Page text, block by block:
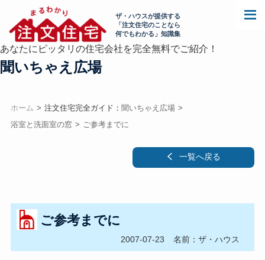
ザ・ハウスが提供する
「注文住宅のことなら
何でもわかる」知識集
あなたにピッタリの住宅会社を完全無料でご紹介！
聞いちゃえ広場
ホーム 注文住宅完全ガイド： 聞いちゃえ広場
浴室と洗面室の窓
ご参考までに
一覧へ戻る
ご参考までに
2007-07-23 名前：ザ・ハウス